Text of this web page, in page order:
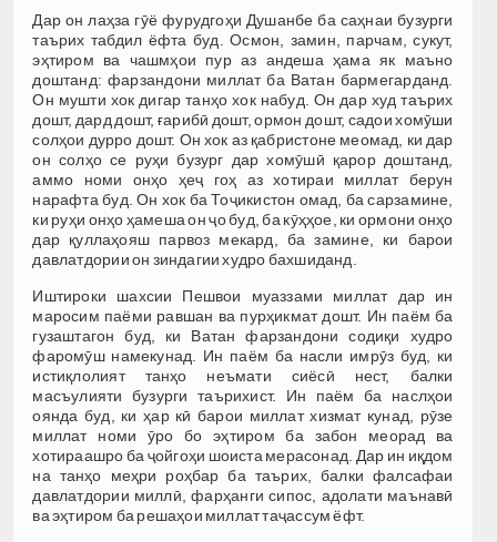
Дар он лаҳза гӯё фурудгоҳи Душанбе ба саҳнаи бузурги
таърих табдил ёфта буд. Осмон, замин, парчам, сукут,
эҳтиром ва чашмҳои пур аз андеша ҳама як маъно
доштанд: фарзандони миллат ба Ватан бармегарданд.
Он мушти хок дигар танҳо хок набуд. Он дар худ таърих
дошт, дард дошт, ғарибӣ дошт, ормон дошт, садои хомӯши
солҳои дурро дошт. Он хок аз қабристоне меомад, ки дар
он солҳо се руҳи бузург дар хомӯшӣ қарор доштанд,
аммо номи онҳо ҳеҷ гоҳ аз хотираи миллат берун
нарафта буд. Он хок ба Тоҷикистон омад, ба сарзамине,
ки руҳи онҳо ҳамеша он ҷо буд, ба кӯҳҳое, ки ормони онҳо
дар қуллаҳояш парвоз мекард, ба замине, ки барои
давлатдории он зиндагии худро бахшиданд.
Иштироки шахсии Пешвои муаззами миллат дар ин
маросим паёми равшан ва пурҳикмат дошт. Ин паём ба
гузаштагон буд, ки Ватан фарзандони содиқи худро
фаромӯш намекунад. Ин паём ба насли имрӯз буд, ки
истиқлолият танҳо неъмати сиёсӣ нест, балки
масъулияти бузурги таърихист. Ин паём ба наслҳои
оянда буд, ки ҳар кӣ барои миллат хизмат кунад, рӯзе
миллат номи ӯро бо эҳтиром ба забон меорад ва
хотираашро ба ҷойгоҳи шоиста мерасонад. Дар ин иқдом
на танҳо меҳри роҳбар ба таърих, балки фалсафаи
давлатдории миллӣ, фарҳанги сипос, адолати маънавӣ
ва эҳтиром ба решаҳои миллат таҷассум ёфт.